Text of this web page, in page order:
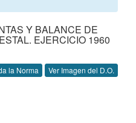
Y BALANCE DE
EJERCICIO 1960
la Norma Ver Imagen del D.O.